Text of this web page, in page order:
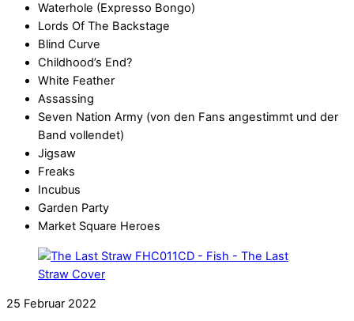
Waterhole (Expresso Bongo)
Lords Of The Backstage
Blind Curve
Childhood’s End?
White Feather
Assassing
Seven Nation Army (von den Fans angestimmt und der
Band vollendet)
Jigsaw
Freaks
Incubus
Garden Party
Market Square Heroes
25 Februar 2022